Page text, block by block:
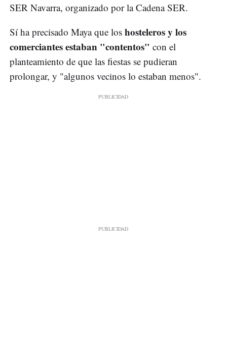
SER Navarra, organizado por la Cadena SER.
Sí ha precisado Maya que los hosteleros y los
comerciantes estaban "contentos" con el
planteamiento de que las fiestas se pudieran
prolongar, y "algunos vecinos lo estaban menos".